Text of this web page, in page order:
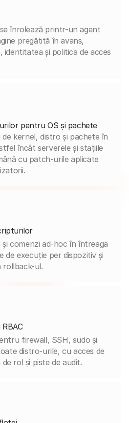
înrolează printr-un agent
pregătită în avans,
identitatea și politica de acces
pentru OS și pachete
kernel, distro și pachete în
încât serverele și stațiile
cu patch-urile aplicate
comenzi ad-hoc în întreaga
de execuție per dispozitiv și
rollback-ul.
firewall, SSH, sudo și
distro-urile, cu acces de
rol și piste de audit.